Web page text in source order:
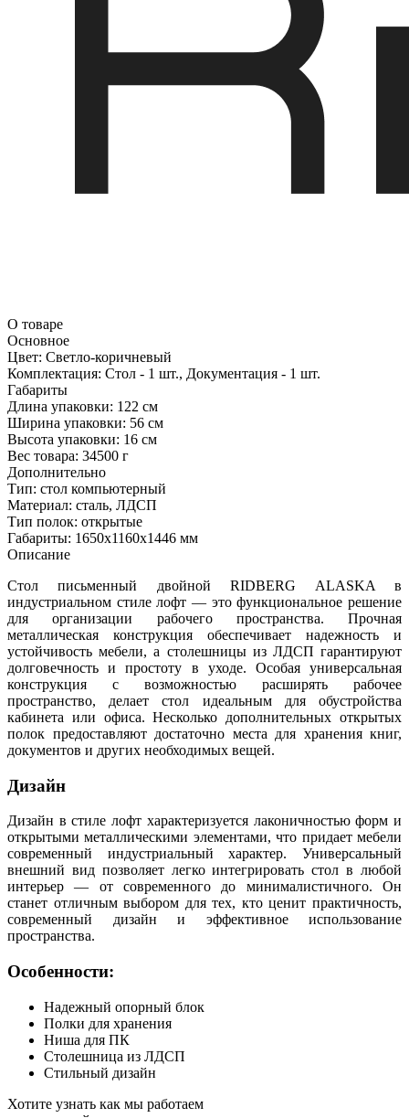
О товаре
Основное
Цвет: Светло-коричневый
Комплектация: Стол - 1 шт., Документация - 1 шт.
Габариты
Длина упаковки: 122 см
Ширина упаковки: 56 см
Высота упаковки: 16 см
Вес товара: 34500 г
Дополнительно
Тип: стол компьютерный
Материал: сталь, ЛДСП
Тип полок: открытые
Габариты: 1650x1160x1446 мм
Описание
Стол письменный двойной RIDBERG ALASKA в
индустриальном стиле лофт — это функциональное решение
для организации рабочего пространства. Прочная
металлическая конструкция обеспечивает надежность и
устойчивость мебели, а столешницы из ЛДСП гарантируют
долговечность и простоту в уходе. Особая универсальная
конструкция с возможностью расширять рабочее
пространство, делает стол идеальным для обустройства
кабинета или офиса. Несколько дополнительных открытых
полок предоставляют достаточно места для хранения книг,
документов и других необходимых вещей.
Дизайн
Дизайн в стиле лофт характеризуется лаконичностью форм и
открытыми металлическими элементами, что придает мебели
современный индустриальный характер. Универсальный
внешний вид позволяет легко интегрировать стол в любой
интерьер — от современного до минималистичного. Он
станет отличным выбором для тех, кто ценит практичность,
современный дизайн и эффективное использование
пространства.
Особенности:
Надежный опорный блок
Полки для хранения
Ниша для ПК
Столешница из ЛДСП
Стильный дизайн
Хотите узнать как мы работаем